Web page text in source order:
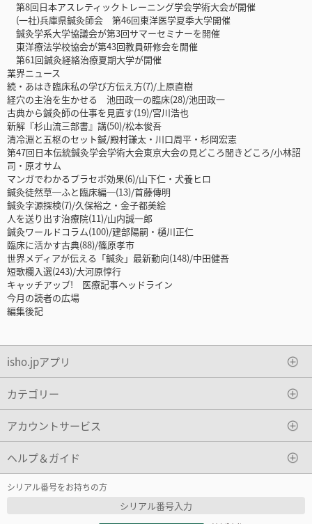
第8回日本アスレティックトレーニング学会学術大会が開催
(一社)兵庫県鍼灸師会 第46回東洋医学夏季大学開催
鍼灸学系大学協議会が第3回サマーセミナーを開催
東洋療法学校協会が第43回教員研修会を開催
第61回鍼灸経絡治療夏期大学が開催
業界ニュース
続・あはき臨床私の学び方伝え方(7)/上原直樹
経穴の主治を生かせる 池田政一の臨床(28)/池田政一
古典から鍼灸師の仕事を見直す(19)/宮川浩也
新解『杉山流三部書』講(50)/松本俊吾
清冷淵と五枢のセット鍼/殿村謙太・川口周平・杉岡宏憲
第47回日本伝統鍼灸学会学術大会東京大会の見どころ聞きどころ/小林詔
司・原オサム
マンガでわかるプラセボ効果(6)/山下仁・犬養ヒロ
鍼灸徒然草─ふと臨床編─(13)/首藤傳明
鍼灸字源探検(7)/久保裕之・金子都美絵
人を送り出す治療院(11)/山内誠一郎
鍼灸ワールドコラム(100)/建部陽嗣・樋川正仁
臨床に活かす古典(88)/篠原孝市
世界メディアが伝える「鍼灸」最新動向(148)/中田健吾
短歌欄入選(243)/大河原惇行
キャッチアップ! 医療記事ヘッドライン
今月の読者の広場
編集後記
isho.jpアプリ
カテゴリー
アカウントサービス
ヘルプ＆ガイド
シリアル番号をお持ちの方
シリアル番号入力